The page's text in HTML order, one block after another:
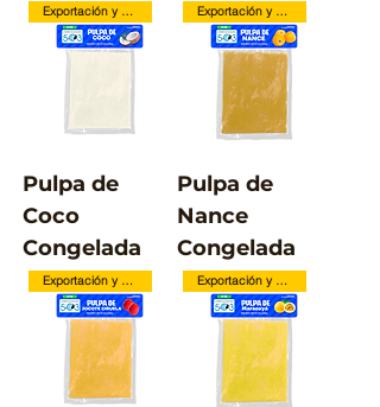
Exportación y Local
Pulpa de
Coco
Congelada
Exportación y Local
Pulpa de
Nance
Congelada
Exportación y Local Exportación y Local